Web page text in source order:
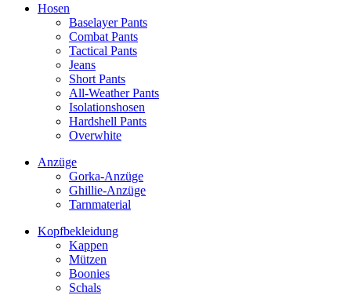
Hosen
Baselayer Pants
Combat Pants
Tactical Pants
Jeans
Short Pants
All-Weather Pants
Isolationshosen
Hardshell Pants
Overwhite
Anzüge
Gorka-Anzüge
Ghillie-Anzüge
Tarnmaterial
Kopfbekleidung
Kappen
Mützen
Boonies
Schals